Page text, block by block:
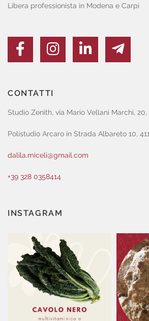
Libera professionista in Modena e Carpi
CONTATTI
Studio Zenith, via Mario Vellani Marchi, 20,
Polistudio Arcaro in Strada Albareto 10,
dalila.miceli@gmail.com
+39 328 0358414
INSTAGRAM